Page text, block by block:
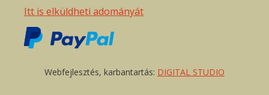
Itt is elküldheti adományát
Webfejlesztés, karbantartás: DIGITAL STUDIO